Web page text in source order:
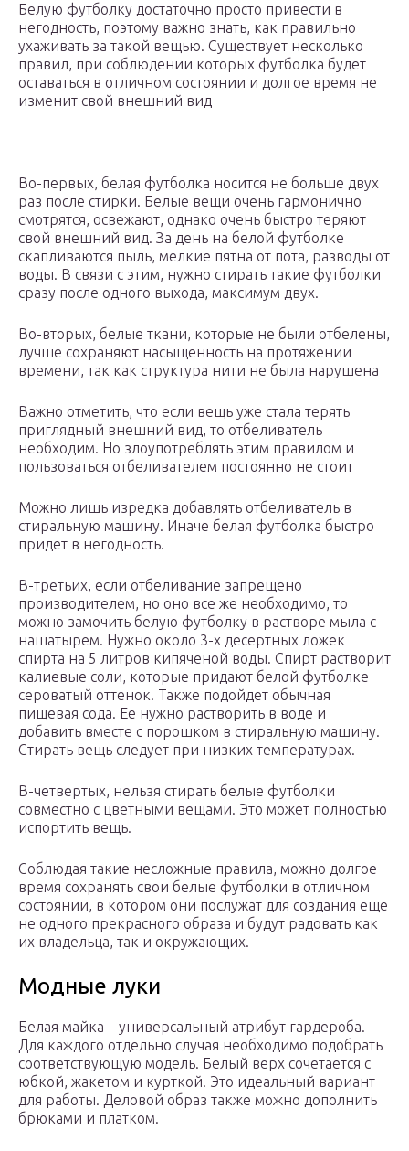
Белую футболку достаточно просто привести в
негодность, поэтому важно знать, как правильно
ухаживать за такой вещью. Существует несколько
правил, при соблюдении которых футболка будет
оставаться в отличном состоянии и долгое время не
изменит свой внешний вид
Во-первых, белая футболка носится не больше двух
раз после стирки. Белые вещи очень гармонично
смотрятся, освежают, однако очень быстро теряют
свой внешний вид. За день на белой футболке
скапливаются пыль, мелкие пятна от пота, разводы от
воды. В связи с этим, нужно стирать такие футболки
сразу после одного выхода, максимум двух.
Во-вторых, белые ткани, которые не были отбелены,
лучше сохраняют насыщенность на протяжении
времени, так как структура нити не была нарушена
Важно отметить, что если вещь уже стала терять
приглядный внешний вид, то отбеливатель
необходим. Но злоупотреблять этим правилом и
пользоваться отбеливателем постоянно не стоит
Можно лишь изредка добавлять отбеливатель в
стиральную машину. Иначе белая футболка быстро
придет в негодность.
В-третьих, если отбеливание запрещено
производителем, но оно все же необходимо, то
можно замочить белую футболку в растворе мыла с
нашатырем. Нужно около 3-х десертных ложек
спирта на 5 литров кипяченой воды. Спирт растворит
калиевые соли, которые придают белой футболке
сероватый оттенок. Также подойдет обычная
пищевая сода. Ее нужно растворить в воде и
добавить вместе с порошком в стиральную машину.
Стирать вещь следует при низких температурах.
В-четвертых, нельзя стирать белые футболки
совместно с цветными вещами. Это может полностью
испортить вещь.
Соблюдая такие несложные правила, можно долгое
время сохранять свои белые футболки в отличном
состоянии, в котором они послужат для создания еще
не одного прекрасного образа и будут радовать как
их владельца, так и окружающих.
Модные луки
Белая майка – универсальный атрибут гардероба.
Для каждого отдельно случая необходимо подобрать
соответствующую модель. Белый верх сочетается с
юбкой, жакетом и курткой. Это идеальный вариант
для работы. Деловой образ также можно дополнить
брюками и платком.